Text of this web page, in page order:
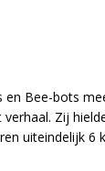
Bee-bots
Zij
uiteindelijk 6